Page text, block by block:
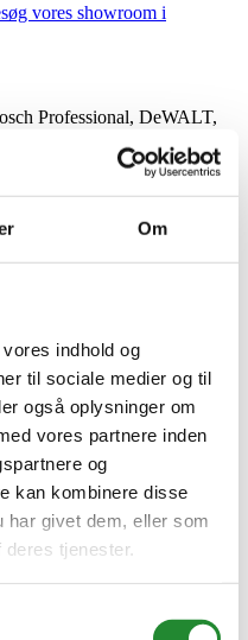
Om
indhold og
til sociale medier og til
også oplysninger om
vores partnere inden
og
kan kombinere disse
har givet dem, eller som
tjenester.
vores showroom i
Professional, DeWALT,
før du køber.